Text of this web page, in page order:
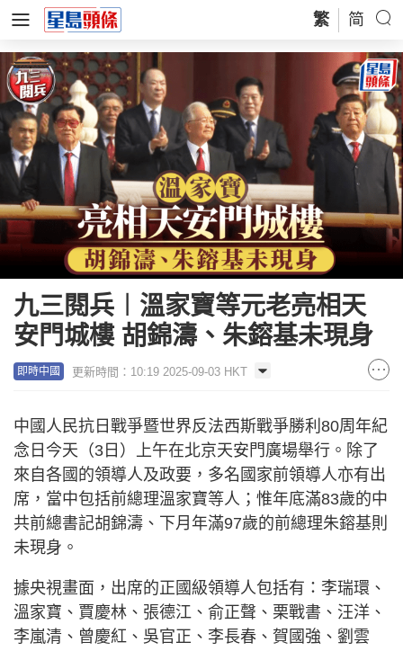
繁 简
九三閱兵︱溫家寶等元老亮相天
安門城樓 胡錦濤、朱鎔基未現身
即時中國 更新時間：10:19 2025-09-03 HKT
中國人民抗日戰爭暨世界反法西斯戰爭勝利80周年紀
念日今天（3日）上午在北京天安門廣場舉行。除了
來自各國的領導人及政要，多名國家前領導人亦有出
席，當中包括前總理溫家寶等人；惟年底滿83歲的中
共前總書記胡錦濤、下月年滿97歲的前總理朱鎔基則
未現身。
據央視畫面，出席的正國級領導人包括有：李瑞環、
溫家寶、賈慶林、張德江、俞正聲、栗戰書、汪洋、
李嵐清、曾慶紅、吳官正、李長春、賀國強、劉雲